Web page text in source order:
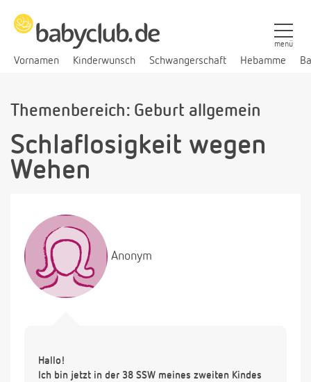
Vornamen Kinderwunsch Schwangerschaft Hebamme
menü
Themenbereich: Geburt allgemein
Schlaflosigkeit wegen
Wehen
Anonym
Hallo!
Ich bin jetzt in der 38 SSW meines zweiten Kindes